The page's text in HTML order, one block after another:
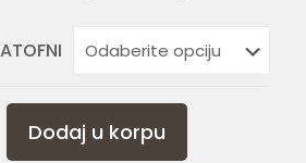
Dodaj u korpu